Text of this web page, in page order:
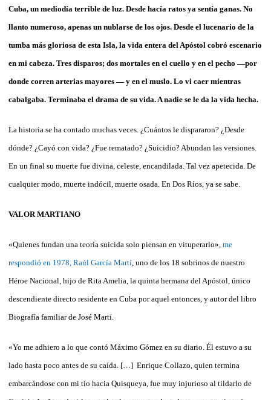
Cuba, un mediodía terrible de luz. Desde hacía ratos ya sentía ganas. No
llanto numeroso, apenas un nublarse de los ojos. Desde el lucenario de la
tumba más gloriosa de esta Isla, la vida entera del Apóstol cobró escenario
en mi cabeza. Tres disparos; dos mortales en el cuello y en el pecho —por
donde corren arterias mayores — y en el muslo. Lo vi caer mientras
cabalgaba. Terminaba el drama de su vida. A nadie se le da la vida hecha.
La historia se ha contado muchas veces. ¿Cuántos le dispararon? ¿Desde
dónde? ¿Cayó con vida? ¿Fue rematado? ¿Suicidio? Abundan las versiones.
En un final su muerte fue divina, celeste, encandilada. Tal vez apetecida. De
cualquier modo, muerte indócil, muerte osada. En Dos Ríos, ya se sabe.
VALOR MARTIANO
«Quienes fundan una teoría suicida solo piensan en vituperarlo», me
respondió en 1978, Raúl García Martí , uno de los 18 sobrinos de nuestro
Héroe Nacional, hijo de Rita Amelia, la quinta hermana del Apóstol, único
descendiente directo residente en Cuba por aquel entonces, y autor del libro
Biografía familiar de José Martí.
«Yo me adhiero a lo que contó Máximo Gómez en su diario. Él estuvo a su
lado hasta poco antes de su caída. […] Enrique Collazo, quien termina
embarcándose con mi tío hacia Quisqueya, fue muy injurioso al tildarlo de